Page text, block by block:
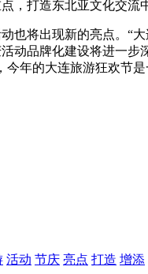
，打造东北亚文化交流
将出现新的亮点。“大
动品牌化建设将进一
今年的大连旅游狂欢节
活动 节庆 亮点 打造 增添